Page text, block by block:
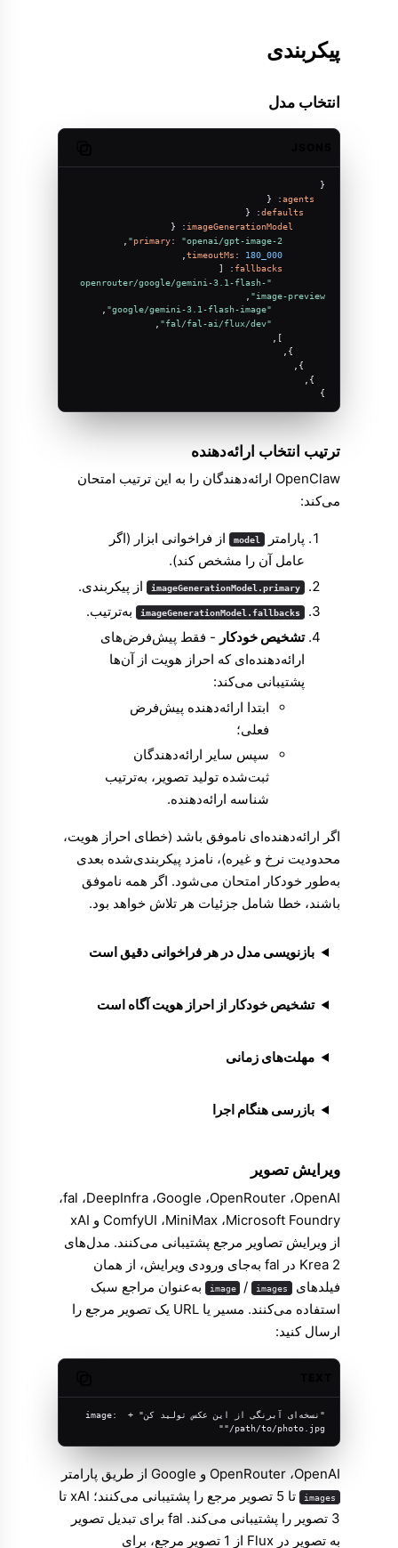
پیکربندی
انتخاب مدل
{
agents
: {
defaults
: {
imageGenerationModel
: {
primary: "openai/gpt-image-2"
timeoutMs : 180_000
fallbacks
: [
"openrouter/google/gemini-3.1-flash-
image-preview"
"google/gemini-3.1-flash-image"
"fal/fal-ai/flux/dev"
}
ترتیب انتخاب ارائه‌دهنده
OpenClaw ارائه‌دهندگان را به این ترتیب امتحان
می‌کند:
پارامتر model از فراخوانی ابزار (اگر
عامل آن را مشخص کند).
imageGenerationModel.primary از پیکربندی.
imageGenerationModel.fallbacks به‌ترتیب.
تشخیص خودکار - فقط پیش‌فرض‌های
ارائه‌دهنده‌ای که احراز هویت از آن‌ها
پشتیبانی می‌کند:
ابتدا ارائه‌دهنده پیش‌فرض
فعلی؛
سپس سایر ارائه‌دهندگان
ثبت‌شده تولید تصویر، به‌ترتیب
شناسه ارائه‌دهنده.
اگر ارائه‌دهنده‌ای ناموفق باشد (خطای احراز هویت،
محدودیت نرخ و غیره)، نامزد پیکربندی‌شده بعدی
به‌طور خودکار امتحان می‌شود. اگر همه ناموفق
باشند، خطا شامل جزئیات هر تلاش خواهد بود.
بازنویسی مدل در هر فراخوانی دقیق است
تشخیص خودکار از احراز هویت آگاه است
مهلت‌های زمانی
بازرسی هنگام اجرا
ویرایش تصویر
OpenAI، ‏OpenRouter، ‏Google، ‏DeepInfra، ‏fal،
‏Microsoft Foundry، ‏MiniMax، ‏ComfyUI و xAI
از ویرایش تصاویر مرجع پشتیبانی می‌کنند. مدل‌های
Krea 2 در fal به‌جای ورودی ویرایش، از همان
فیلدهای
image / images
به‌عنوان مراجع سبک
استفاده می‌کنند. مسیر یا URL یک تصویر مرجع را
ارسال کنید:
"نسخه‌ای آبرنگی از این عکس تولید کن" + image:
"/path/to/photo.jpg"
OpenAI، ‏OpenRouter و Google از طریق پارامتر
images
تا 5 تصویر مرجع را پشتیبانی می‌کنند؛ xAI تا
3 تصویر را پشتیبانی می‌کند. fal برای تبدیل تصویر
به تصویر در Flux از 1 تصویر مرجع، برای